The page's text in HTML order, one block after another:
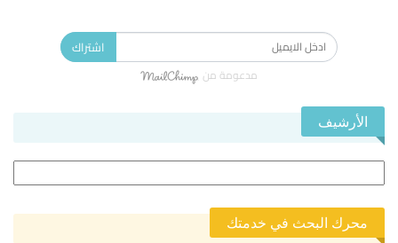
اشتراك
مدعومة من
الأرشيف
محرك البحث في خدمتك